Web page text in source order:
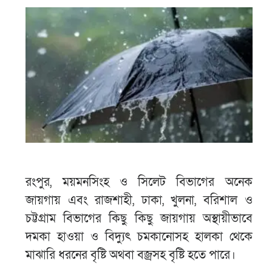
রংপুর, ময়মনসিংহ ও সিলেট বিভাগের অনেক
জায়গায় এবং রাজশাহী, ঢাকা, খুলনা, বরিশাল ও
চট্টগ্রাম বিভাগের কিছু কিছু জায়গায় অস্থায়ীভাবে
দমকা হাওয়া ও বিদ্যুৎ চমকানোসহ হালকা থেকে
মাঝারি ধরনের বৃষ্টি অথবা বজ্রসহ বৃষ্টি হতে পারে।